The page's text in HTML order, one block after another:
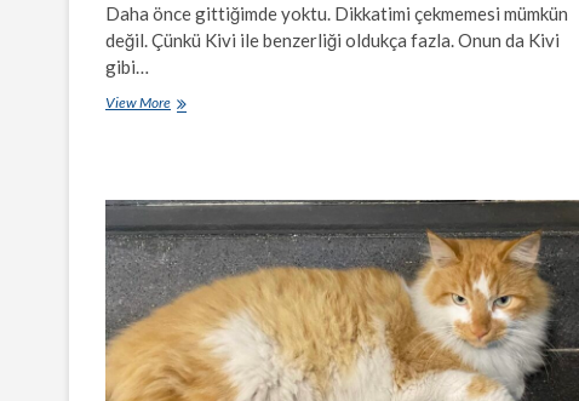
Daha önce gittiğimde yoktu. Dikkatimi çekmemesi mümkün
değil. Çünkü Kivi ile benzerliği oldukça fazla. Onun da Kivi
gibi…
View MoreKara